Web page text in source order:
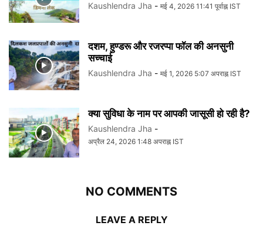
Kaushlendra Jha - मई 4, 2026 11:41 पूर्वाह्न IST
दशम, हुण्डरू और रजरप्पा फॉल की अनसुनी
सच्चाई
Kaushlendra Jha - मई 1, 2026 5:07 अपराह्न IST
क्या सुविधा के नाम पर आपकी जासूसी हो रही है?
Kaushlendra Jha -
अप्रैल 24, 2026 1:48 अपराह्न IST
NO COMMENTS
LEAVE A REPLY